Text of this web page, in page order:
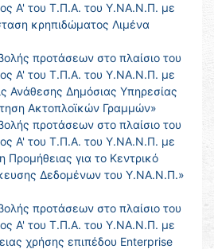
Α' του Τ.Π.Α. του Υ.ΝΑ.Ν.Π. με
κρηπιδώματος Λιμένα
προτάσεων στο πλαίσιο του
Α' του Τ.Π.Α. του Υ.ΝΑ.Ν.Π. με
Ανάθεσης Δημόσιας Υπηρεσίας
Ακτοπλοϊκών Γραμμών»
προτάσεων στο πλαίσιο του
Α' του Τ.Π.Α. του Υ.ΝΑ.Ν.Π. με
Προμήθειας για το Κεντρικό
Δεδομένων του Υ.ΝΑ.Ν.Π.»
προτάσεων στο πλαίσιο του
Α' του Τ.Π.Α. του Υ.ΝΑ.Ν.Π. με
χρήσης επιπέδου Enterprise